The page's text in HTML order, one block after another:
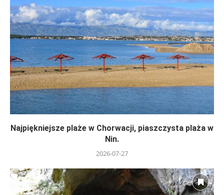
Najpiękniejsze plaże w Chorwacji, piaszczysta plaża w
Nin.
2026-07-27